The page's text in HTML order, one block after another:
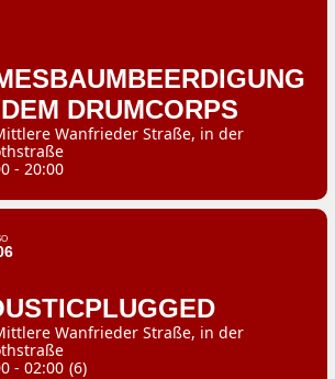
DRUMCORPS
Wanfrieder Straße, in der
- 20:00
Wanfrieder Straße, in der
- 02:00 (6)